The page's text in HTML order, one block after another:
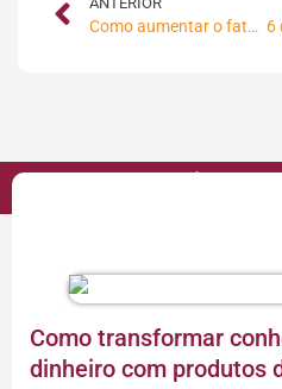
Como aumentar o faturamento do seu e-commerce em 300%
Como transformar
dinheiro com produtos